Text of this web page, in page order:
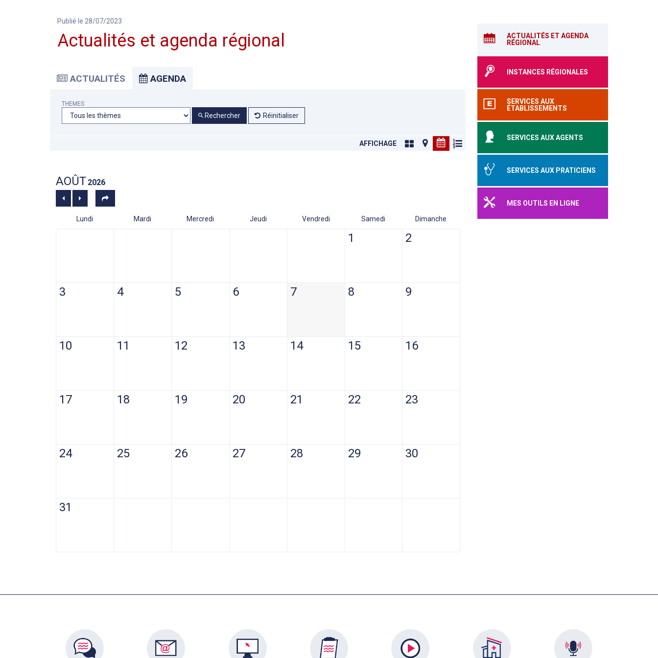
ACTUALITÉS ET AGENDA
RÉGIONAL
INSTANCES RÉGIONALES
SERVICES AUX
ÉTABLISSEMENTS
SERVICES AUX AGENTS
SERVICES AUX PRATICIENS
MES OUTILS EN LIGNE
Publié le 28/07/2023
Actualités et agenda régional
ACTUALITÉS AGENDA
THEMES
Rechercher Réinitialiser
AFFICHAGE
AOÛT 2026
Lundi Mardi Mercredi Jeudi Vendredi Samedi Dimanche
1 2
3 4 5 6 7 8 9
10 11 12 13 14 15 16
17 18 19 20 21 22 23
24 25 26 27 28 29 30
31